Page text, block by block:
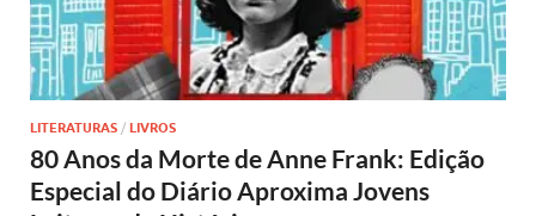
LITERATURAS / LIVROS
80 Anos da Morte de Anne Frank: Edição
Especial do Diário Aproxima Jovens